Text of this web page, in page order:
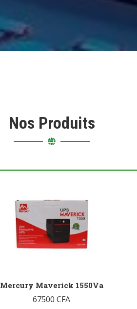
Nos Produits
Mercury Maverick 1550Va
67500CFA